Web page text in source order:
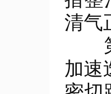
清气
第
加速